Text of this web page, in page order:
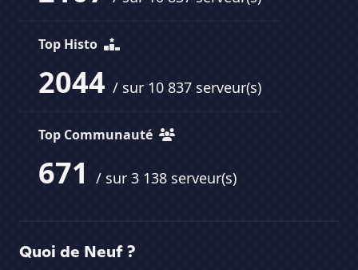
Top Histo
2044 / sur 10 837 serveur(s)
Top Communauté
671 / sur 3 138 serveur(s)
Quoi de Neuf ?